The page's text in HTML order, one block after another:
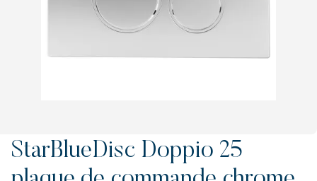
StarBlueDisc Doppio 25